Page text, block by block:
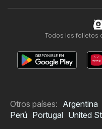
Todos los folletos
Otros países: Argentina
Perú Portugal United